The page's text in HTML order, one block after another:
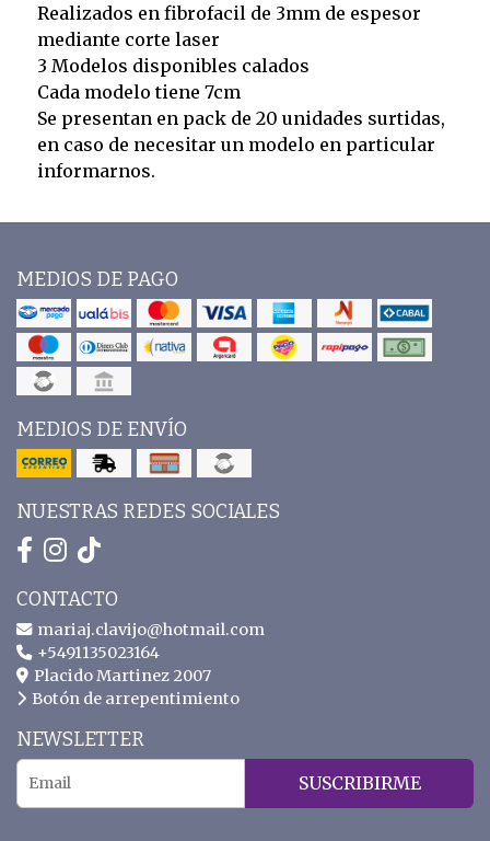
Realizados en fibrofacil de 3mm de espesor
mediante corte laser
3 Modelos disponibles calados
Cada modelo tiene 7cm
Se presentan en pack de 20 unidades surtidas,
en caso de necesitar un modelo en particular
informarnos.
MEDIOS DE PAGO
MEDIOS DE ENVÍO
NUESTRAS REDES SOCIALES
CONTACTO
mariaj.clavijo@hotmail.com
+5491135023164
Placido Martinez 2007
Botón de arrepentimiento
NEWSLETTER
SUSCRIBIRME